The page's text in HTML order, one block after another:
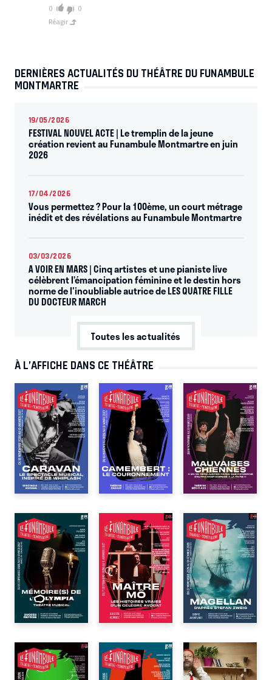
0
0
Réagir
DERNIÈRES ACTUALITÉS DU THÉÂTRE DU FUNAMBULE
MONTMARTRE
19/05/2026
FESTIVAL NOUVEL ACTE | Le tremplin de la jeune
création revient au Funambule Montmartre en juin
2026
17/04/2026
Vous permettez ? Pour la 100ème, un court métrage
inédit et des révélations au Funambule Montmartre
03/03/2026
A VOIR EN MARS | Cinq artistes et une pianiste live
célèbrent l’émancipation féminine et le destin hors
norme de l'inoubliable autrice de LES QUATRE FILLE
DU DOCTEUR MARCH
Toutes les actualités
À L’AFFICHE DANS CE THÉÂTRE